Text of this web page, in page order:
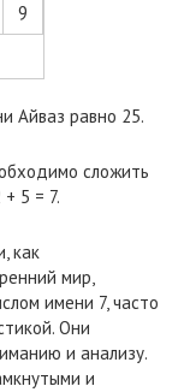
9
Айваз равно 25.
сложить
5 = 7.
как
мир,
имени 7, часто
Они
и анализу.
и